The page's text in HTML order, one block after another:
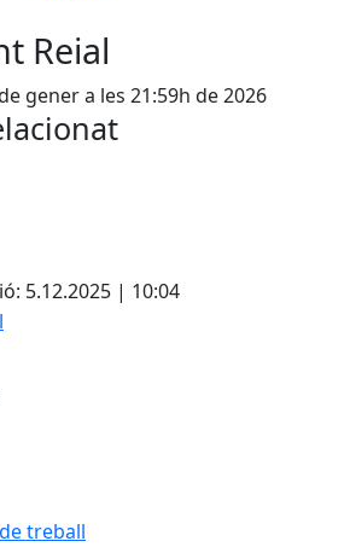
Reial
gener a les 21:59h de 2026
5.12.2025 | 10:04
treball